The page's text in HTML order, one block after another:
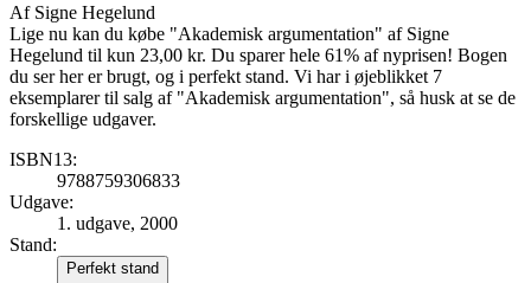
Af Signe Hegelund
Lige nu kan du købe "Akademisk argumentation" af Signe
Hegelund til kun 23,00 kr. Du sparer hele 61% af nyprisen! Bogen
du ser her er brugt, og i perfekt stand. Vi har i øjeblikket 7
eksemplarer til salg af "Akademisk argumentation", så husk at se de
forskellige udgaver.
ISBN13:
9788759306833
Udgave:
1. udgave, 2000
Stand:
Perfekt stand